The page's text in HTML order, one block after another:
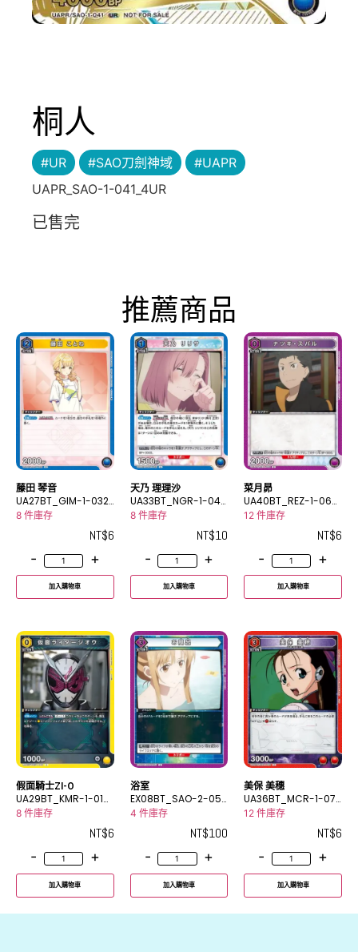
桐人
#UR #SAO刀劍神域
#UAPR
UAPR_SAO-1-041_4UR
已售完
推薦商品
藤田 琴音
UA27BT_GIM-1-032
C
8 件庫存
NT$6
-
+
加入購物車
天乃 理理沙
UA33BT_NGR-1-042
U
8 件庫存
NT$10
-
+
加入購物車
菜月昴
UA40BT_REZ-1-068
C
12 件庫存
NT$6
-
+
加入購物車
假面騎士ZI-O
UA29BT_KMR-1-010
C
8 件庫存
NT$6
-
+
加入購物車
浴室
EX08BT_SAO-2-057
U
4 件庫存
NT$100
-
+
加入購物車
美保 美穗
UA36BT_MCR-1-07
8C
12 件庫存
NT$6
-
+
加入購物車